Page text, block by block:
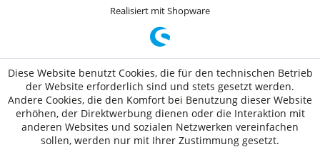
Realisiert mit Shopware
Diese Website benutzt Cookies, die für den technischen Betrieb
der Website erforderlich sind und stets gesetzt werden.
Andere Cookies, die den Komfort bei Benutzung dieser Website
erhöhen, der Direktwerbung dienen oder die Interaktion mit
anderen Websites und sozialen Netzwerken vereinfachen
sollen, werden nur mit Ihrer Zustimmung gesetzt.